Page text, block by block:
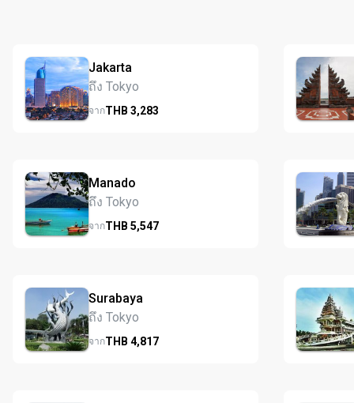
Jakarta
ถึง Tokyo
จากTHB 3,283
Manado
ถึง Tokyo
จากTHB 5,547
Surabaya
ถึง Tokyo
จากTHB 4,817